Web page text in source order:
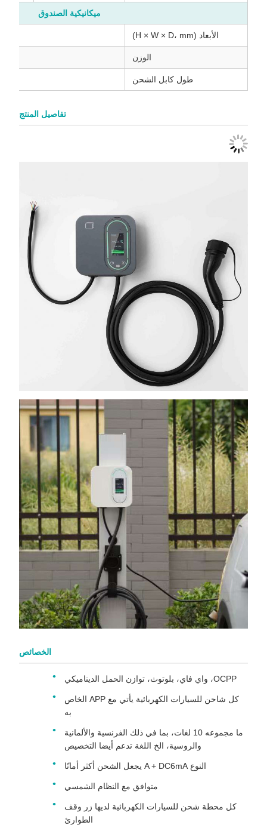
ميكانيكية الصندوق
الأبعاد (H × W × D، mm)
الوزن
طول كابل الشحن
تفاصيل المنتج
الخصائص
OCPP، واي فاي، بلوتوث، توازن الحمل الديناميكي
كل شاحن للسيارات الكهربائية يأتي مع APP الخاص
به
ما مجموعه 10 لغات، بما في ذلك الفرنسية والألمانية
والروسية، الخ اللغة تدعم أيضا التخصيص
النوع A + DC6mA يجعل الشحن أكثر أمانًا
متوافق مع النظام الشمسي
كل محطة شحن للسيارات الكهربائية لديها زر وقف
الطوارئ